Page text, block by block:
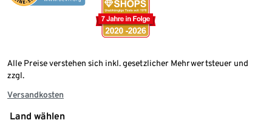
Alle Preise verstehen sich inkl. gesetzlicher Mehrwertsteuer und
zzgl.
Versandkosten
Land wählen